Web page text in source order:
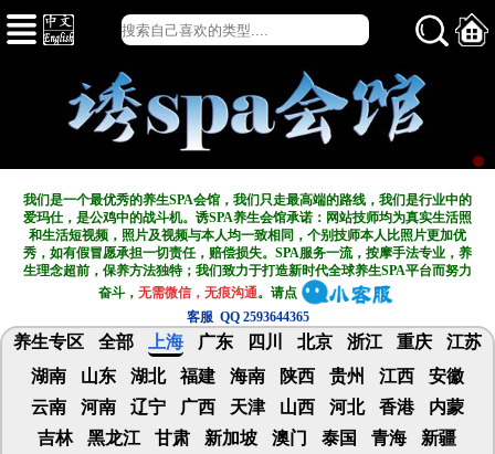
我们是一个最优秀的养生SPA会馆，我们只走最高端的路线，我们是行业中的
爱玛仕，是公鸡中的战斗机。诱SPA养生会馆承诺：网站技师均为真实生活照
和生活短视频，照片及视频与本人均一致相同，个别技师本人比照片更加优
秀，如有假冒愿承担一切责任，赔偿损失。SPA服务一流，按摩手法专业，养
生理念超前，保养方法独特；我们致力于打造新时代全球养生SPA平台而努力
奋斗，无需微信，无痕沟通。请点
客服 QQ 2593644365
养生专区 全部 上海 广东 四川 北京 浙江 重庆
江苏
湖南
山东 湖北 福建 海南 陕西 贵州 江西
安徽
云南
河南 辽宁 广西 天津 山西 河北 香港
内蒙
吉林
黑龙江 甘肃 新加坡 澳门 泰国 青海
新疆